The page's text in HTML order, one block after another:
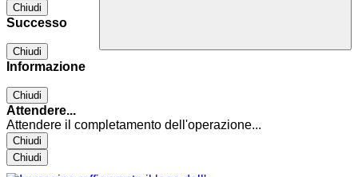
Chiudi
Successo
Chiudi
Informazione
Chiudi
Attendere...
Attendere il completamento dell'operazione...
Chiudi
Chiudi